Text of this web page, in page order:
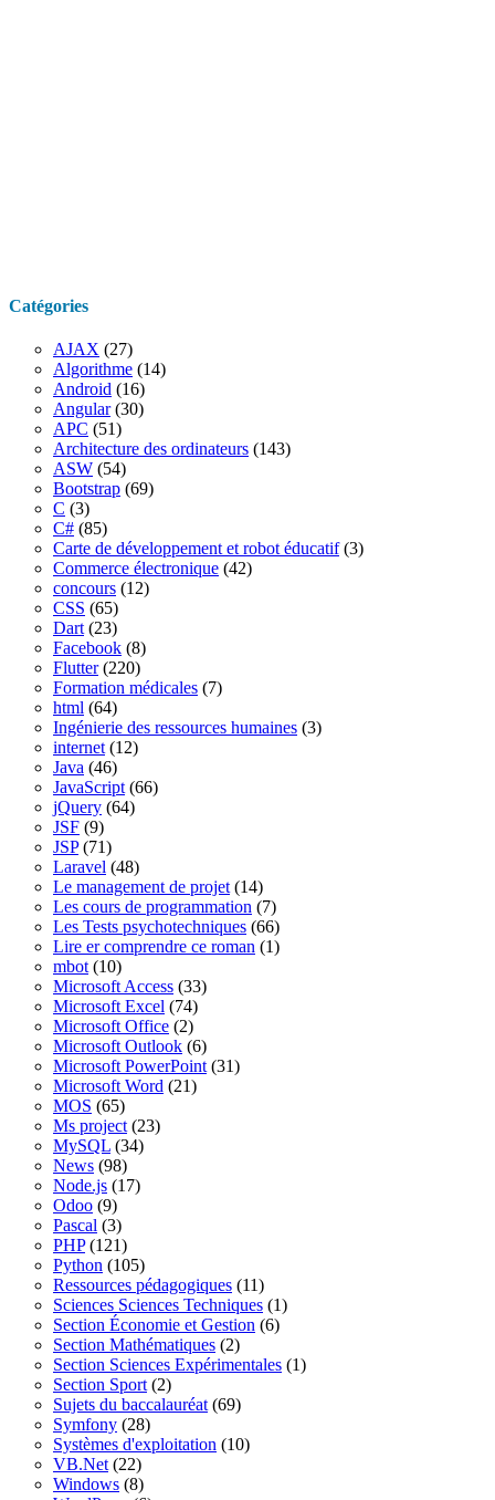
Catégories
AJAX (27)
Algorithme (14)
Android (16)
Angular(30)
APC (51)
Architecture des ordinateurs (143)
ASW (54)
Bootstrap (69)
C (3)
C# (85)
Carte de développement et robot éducatif(3)
Commerce électronique (42)
concours (12)
CSS (65)
Dart (23)
Facebook (8)
Flutter(220)
Formation médicales (7)
html (64)
Ingénierie des ressources humaines (3)
internet (12)
Java (46)
JavaScript (66)
jQuery (64)
JSF (9)
JSP(71)
Laravel (48)
Le management de projet (14)
Les cours de programmation (7)
Les Tests psychotechniques (66)
Lire er comprendre ce roman (1)
mbot (10)
Microsoft Access (33)
Microsoft Excel (74)
Microsoft Office (2)
Microsoft Outlook (6)
Microsoft PowerPoint (31)
Microsoft Word (21)
MOS (65)
Ms project (23)
MySQL (34)
News (98)
Node.js (17)
Odoo (9)
Pascal (3)
PHP(121)
Python (105)
Ressources pédagogiques (11)
Sciences Sciences Techniques (1)
Section Économie et Gestion (6)
Section Mathématiques (2)
Section Sciences Expérimentales (1)
Section Sport (2)
Sujets du baccalauréat (69)
Symfony (28)
Systèmes d'exploitation (10)
VB.Net (22)
Windows (8)